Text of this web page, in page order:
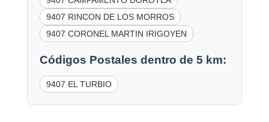
9407 RINCON DE LOS MORROS
9407 CORONEL MARTIN IRIGOYEN
Códigos Postales dentro de 5 km:
9407 EL TURBIO